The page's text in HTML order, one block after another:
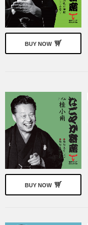
BUY NOW
BUY NOW